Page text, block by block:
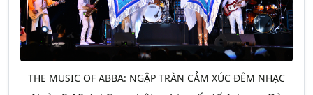
THE MUSIC OF ABBA: NGẬP TRÀN CẢM XÚC ĐÊM NHẠC